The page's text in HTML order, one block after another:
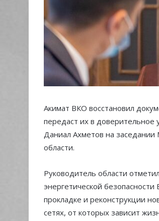
Акимат ВКО восстановил
передаст их в доверительное
Даниал Ахметов на заседании
области.
Руководитель области
энергетической
прокладке и реконструкции
сетях, от которых зависит